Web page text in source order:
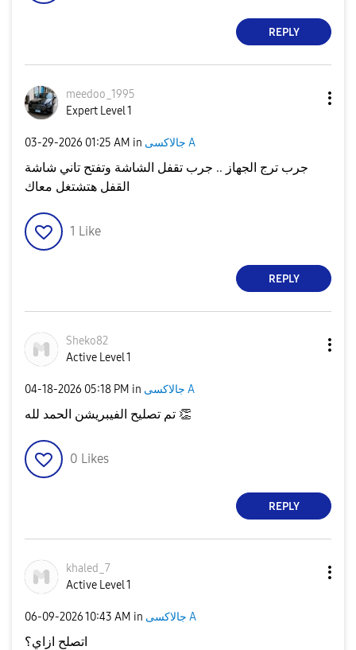
REPLY
meedoo_1995
Expert Level 1
‎03-29-2026 01:25 AM in جالاكسى A
جرب ترج الجهاز .. جرب تقفل الشاشة وتفتح تاني شاشة
القفل هتشتغل معاك
1 Like
REPLY
Sheko82
Active Level 1
‎04-18-2026 05:18 PM in جالاكسى A
👏
0 Likes
REPLY
khaled_7
Active Level 1
‎06-09-202610:43 AM in جالاكسى A
اتصلح ازاي؟